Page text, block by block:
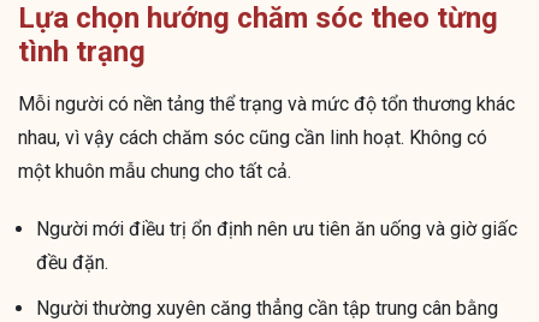
Lựa chọn hướng chăm sóc theo từng
tình trạng
Mỗi người có nền tảng thể trạng và mức độ tổn thương khác
nhau, vì vậy cách chăm sóc cũng cần linh hoạt. Không có
một khuôn mẫu chung cho tất cả.
Người mới điều trị ổn định nên ưu tiên ăn uống và giờ giấc
đều đặn.
Người thường xuyên căng thẳng cần tập trung cân bằng